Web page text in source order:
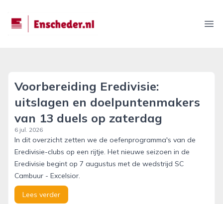
enscheder.nl
Voorbereiding Eredivisie:
uitslagen en doelpuntenmakers
van 13 duels op zaterdag
6 jul. 2026
In dit overzicht zetten we de oefenprogramma's van de
Eredivisie-clubs op een rijtje. Het nieuwe seizoen in de
Eredivisie begint op 7 augustus met de wedstrijd SC
Cambuur - Excelsior.
Lees verder